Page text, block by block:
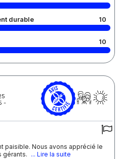
durable 10
10
-
paisible. Nous avons apprécié le
gérants. ... Lire la suite